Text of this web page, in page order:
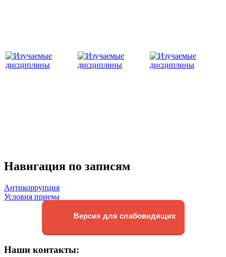
Навигация по записям
Антикоррупция
Условия приема
Версия для слабовидящих
Наши контакты: